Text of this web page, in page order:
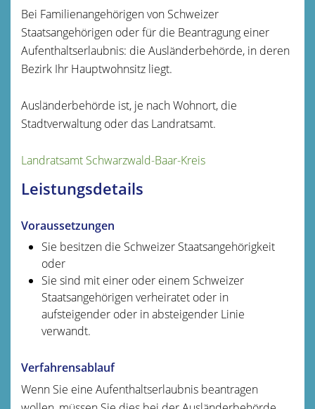
Bei Familienangehörigen von Schweizer
Staatsangehörigen oder für die Beantragung einer
Aufenthaltserlaubnis: die Ausländerbehörde, in deren
Bezirk Ihr Hauptwohnsitz liegt.
Ausländerbehörde ist, je nach Wohnort, die
Stadtverwaltung oder das Landratsamt.
Landratsamt Schwarzwald-Baar-Kreis
Leistungsdetails
Voraussetzungen
Sie besitzen die Schweizer Staatsangehörigkeit
oder
Sie sind mit einer oder einem Schweizer
Staatsangehörigen verheiratet oder in
aufsteigender oder in absteigender Linie
verwandt.
Verfahrensablauf
Wenn Sie eine Aufenthaltserlaubnis beantragen